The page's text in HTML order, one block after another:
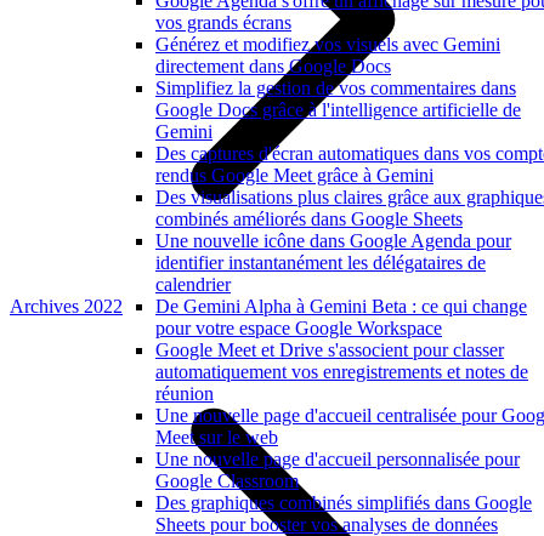
vos grands écrans
Générez et modifiez vos visuels avec Gemini
directement dans Google Docs
Simplifiez la gestion de vos commentaires dans
Google Docs grâce à l'intelligence artificielle de
Gemini
Des captures d'écran automatiques dans vos
rendus Google Meet grâce à Gemini
Des visualisations plus claires grâce aux
combinés améliorés dans Google Sheets
Une nouvelle icône dans Google Agenda pour
identifier instantanément les délégataires de
calendrier
De Gemini Alpha à Gemini Beta : ce qui change
pour votre espace Google Workspace
Google Meet et Drive s'associent pour classer
automatiquement vos enregistrements et notes de
réunion
Une nouvelle page d'accueil centralisée pour
Meet sur le web
Une nouvelle page d'accueil personnalisée pour
Google Classroom
Des graphiques combinés simplifiés dans Google
Sheets pour booster vos analyses de données
Archives 2022